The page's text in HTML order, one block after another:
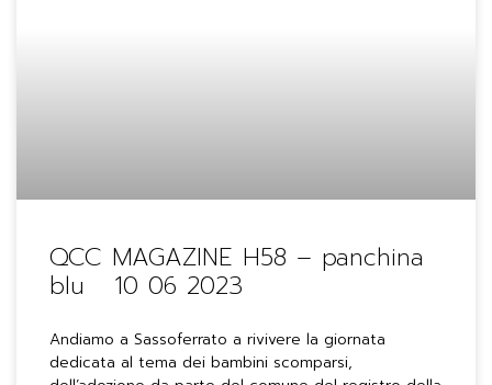
QCC MAGAZINE H58 – panchina
blu 10 06 2023
Andiamo a Sassoferrato a rivivere la giornata
dedicata al tema dei bambini scomparsi,